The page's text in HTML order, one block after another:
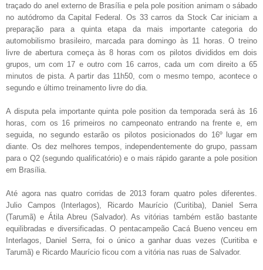
traçado do anel externo de Brasília e pela pole position animam o sábado
no autódromo da Capital Federal. Os 33 carros da Stock Car iniciam a
preparação para a quinta etapa da mais importante categoria do
automobilismo brasileiro, marcada para domingo às 11 horas. O treino
livre de abertura começa às 8 horas com os pilotos divididos em dois
grupos, um com 17 e outro com 16 carros, cada um com direito a 65
minutos de pista. A partir das 11h50, com o mesmo tempo, acontece o
segundo e último treinamento livre do dia.
A disputa pela importante quinta pole position da temporada será às 16
horas, com os 16 primeiros no campeonato entrando na frente e, em
seguida, no segundo estarão os pilotos posicionados do 16º lugar em
diante. Os dez melhores tempos, independentemente do grupo, passam
para o Q2 (segundo qualificatório) e o mais rápido garante a pole position
em Brasília.
Até agora nas quatro corridas de 2013 foram quatro poles diferentes.
Julio Campos (Interlagos), Ricardo Maurício (Curitiba), Daniel Serra
(Tarumã) e Átila Abreu (Salvador). As vitórias também estão bastante
equilibradas e diversificadas. O pentacampeão Cacá Bueno venceu em
Interlagos, Daniel Serra, foi o único a ganhar duas vezes (Curitiba e
Tarumã) e Ricardo Maurício ficou com a vitória nas ruas de Salvador.